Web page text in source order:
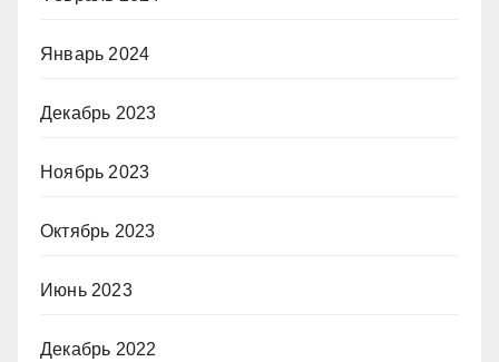
Январь 2024
Декабрь 2023
Ноябрь 2023
Октябрь 2023
Июнь 2023
Декабрь 2022